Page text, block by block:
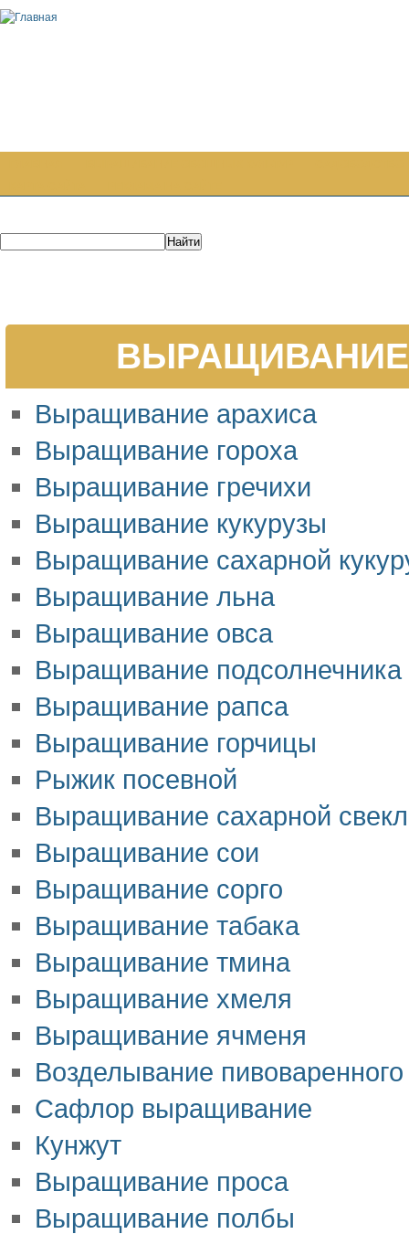
ВЫРАЩИВАНИЕ
Выращивание арахиса
Выращивание гороха
Выращивание гречихи
Выращивание кукурузы
Выращивание сахарной
Выращивание льна
Выращивание овса
Выращивание подсолнечника
Выращивание рапса
Выращивание горчицы
Рыжик посевной
Выращивание сахарной
Выращивание сои
Выращивание сорго
Выращивание табака
Выращивание тмина
Выращивание хмеля
Выращивание ячменя
Возделывание
Сафлор выращивание
Кунжут
Выращивание проса
Выращивание полбы